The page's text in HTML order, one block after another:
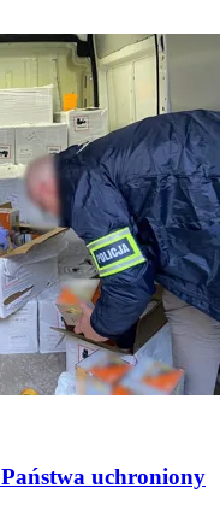
uchroniony